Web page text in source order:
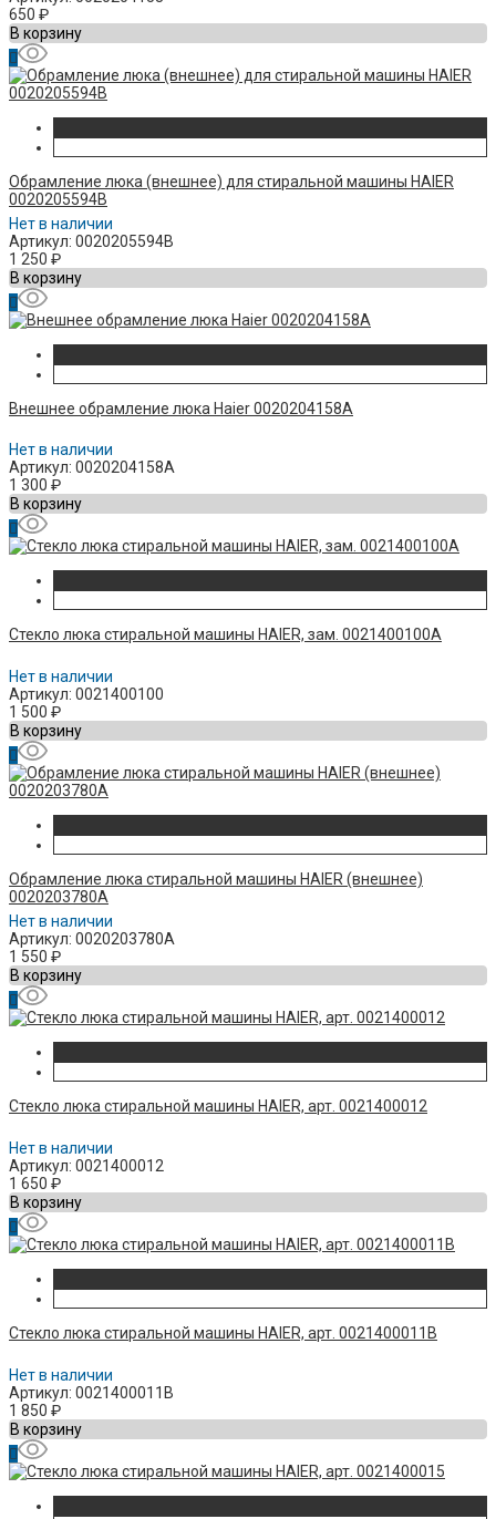
650 ₽
В корзину
Обрамление люка (внешнее) для стиральной машины HAIER
0020205594B
Нет в наличии
Артикул: 0020205594B
1 250 ₽
В корзину
Внешнее обрамление люка Haier 0020204158A
Нет в наличии
Артикул: 0020204158A
1 300 ₽
В корзину
Стекло люка стиральной машины HAIER, зам. 0021400100A
Нет в наличии
Артикул: 0021400100
1 500 ₽
В корзину
Обрамление люка стиральной машины HAIER (внешнее)
0020203780A
Нет в наличии
Артикул: 0020203780A
1 550 ₽
В корзину
Стекло люка стиральной машины HAIER, арт. 0021400012
Нет в наличии
Артикул: 0021400012
1 650 ₽
В корзину
Стекло люка стиральной машины HAIER, арт. 0021400011B
Нет в наличии
Артикул: 0021400011B
1 850 ₽
В корзину